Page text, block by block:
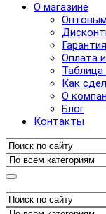
О магазине
Оплата
Таблица
Как
О
Блог
Контакты